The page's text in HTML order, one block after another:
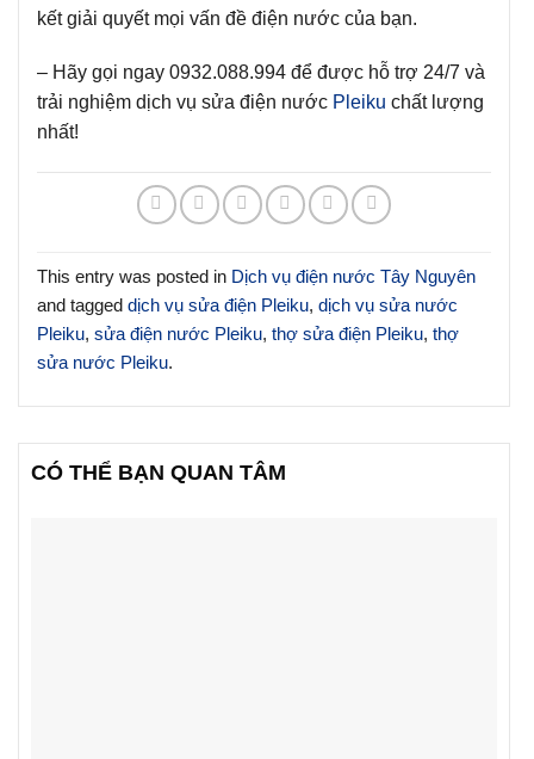
kết giải quyết mọi vấn đề điện nước của bạn.
– Hãy gọi ngay 0932.088.994 để được hỗ trợ 24/7 và
trải nghiệm dịch vụ sửa điện nước Pleiku chất lượng
nhất!
This entry was posted in Dịch vụ điện nước Tây Nguyên
and tagged dịch vụ sửa điện Pleiku, dịch vụ sửa nước
Pleiku, sửa điện nước Pleiku, thợ sửa điện Pleiku, thợ
sửa nước Pleiku.
CÓ THỂ BẠN QUAN TÂM